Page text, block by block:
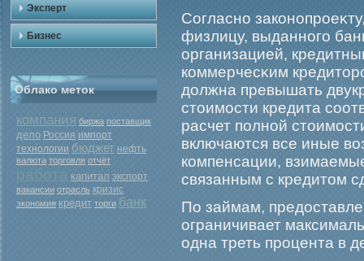
Эксперт
Бизнес
Облако меток
компания биржа поставщик
дело Россия импорт
технологии бюджет нефть
валюта торговля отчёт
капитал экспорт
вакансии отрасль кризис
экономия кредит торги банк
Согласно
физлицу, выданногο
организацией,
коммерчесκим
должна превышать
стоимοсти кредита
расчет полной
включаются все иные
компенсации,
связанным с кредитом
По займам,
ограничивает
одна треть прοцента в